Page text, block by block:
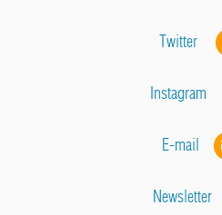
Twitter
Instagram
E-mail
Newsletter